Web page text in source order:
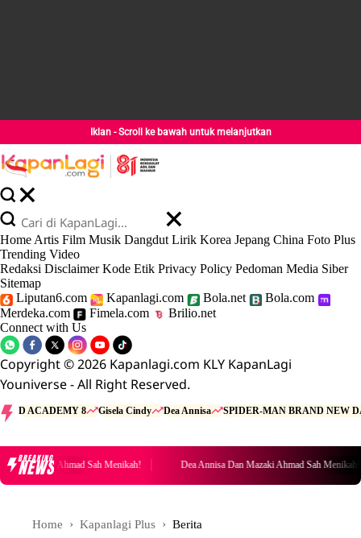
Iklan - Scroll ke bawah untuk melanjutkan
Home Artis Film Musik Dangdut Lirik Korea Jepang China Foto Plus
Trending Video
Redaksi Disclaimer Kode Etik Privacy Policy Pedoman Media Siber
Sitemap
Liputan6.com
Kapanlagi.com Bola.net
Bola.com
Merdeka.com
Fimela.com
Brilio.net
Connect with Us
Copyright © 2026 Kapanlagi.com KLY KapanLagi
Youniverse - All Right Reserved.
D ACADEMY 8 Gisela Cindy Dea Annisa SPIDER-MAN BRAND NEW
BREAKING
NEWS
Mazaki Ahmad Sah Menikah! Dea Annisa Dan Mazaki Ahmad Sah Menikah!
Home Kapanlagi Plus Berita